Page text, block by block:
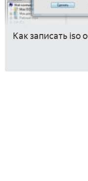
Как записать iso